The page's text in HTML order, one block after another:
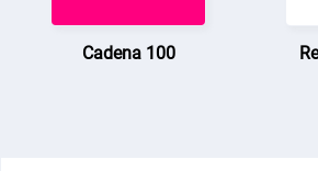
Cadena 100